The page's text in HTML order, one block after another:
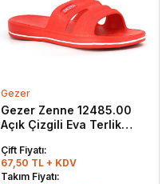
Gezer
Gezer Zenne 12485.00
Açık Çizgili Eva Terlik
Çift Fiyatı:
67,50 TL + KDV
Takım Fiyatı: